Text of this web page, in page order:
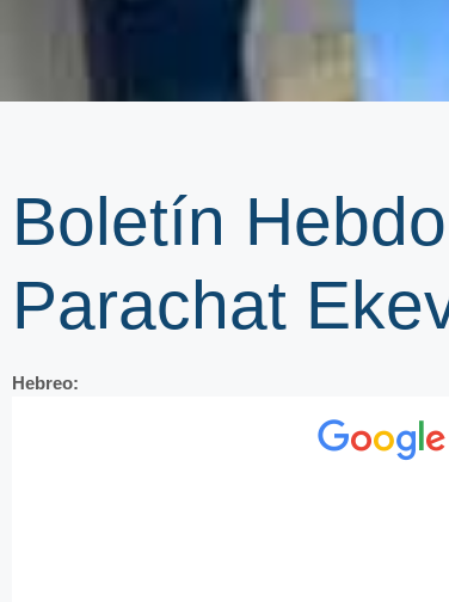
Boletín
Parachat
Hebreo: